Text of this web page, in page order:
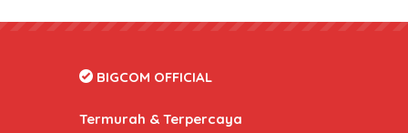
Mangga Dua Mall, Lantai 5